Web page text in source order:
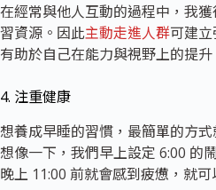
在經常與他人互動的過程中，我
習資源。因此主動走進人群可建
有助於自己在能力與視野上的提升
4. 注重健康
想養成早睡的習慣，最簡單的方式
想像一下，我們早上設定 6:00 的
晚上 11:00 前就會感到疲憊，就可